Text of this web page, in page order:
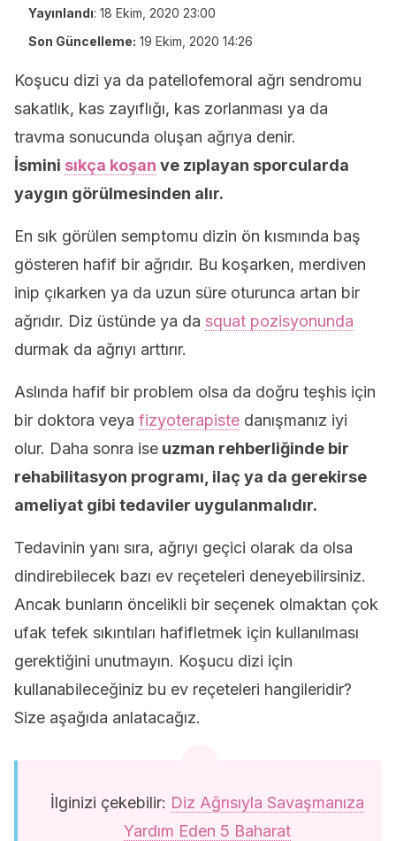
Yayınlandı: 18 Ekim, 2020 23:00
Son Güncelleme: 19 Ekim, 2020 14:26
Koşucu dizi ya da patellofemoral ağrı sendromu
sakatlık, kas zayıflığı, kas zorlanması ya da
travma sonucunda oluşan ağrıya denir.
İsmini sıkça koşan ve zıplayan sporcularda
yaygın görülmesinden alır.
En sık görülen semptomu dizin ön kısmında baş
gösteren hafif bir ağrıdır. Bu koşarken, merdiven
inip çıkarken ya da uzun süre oturunca artan bir
ağrıdır. Diz üstünde ya da squat pozisyonunda
durmak da ağrıyı arttırır.
Aslında hafif bir problem olsa da doğru teşhis için
bir doktora veya fizyoterapiste danışmanız iyi
olur. Daha sonra ise uzman rehberliğinde bir
rehabilitasyon programı, ilaç ya da gerekirse
ameliyat gibi tedaviler uygulanmalıdır.
Tedavinin yanı sıra, ağrıyı geçici olarak da olsa
dindirebilecek bazı ev reçeteleri deneyebilirsiniz.
Ancak bunların öncelikli bir seçenek olmaktan çok
ufak tefek sıkıntıları hafifletmek için kullanılması
gerektiğini unutmayın. Koşucu dizi için
kullanabileceğiniz bu ev reçeteleri hangileridir?
Size aşağıda anlatacağız.
İlginizi çekebilir: Diz Ağrısıyla Savaşmanıza
Yardım Eden 5 Baharat